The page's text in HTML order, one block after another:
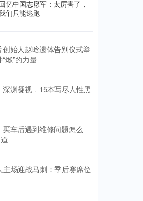
回忆中国志愿军：太厉害了，
们只能逃跑
始人赵晗遗体告别仪式举
燃”的力量
渊凝视，15本写尽人性黑
车后遇到维修问题怎么
主场迎战马刺：季后赛席位